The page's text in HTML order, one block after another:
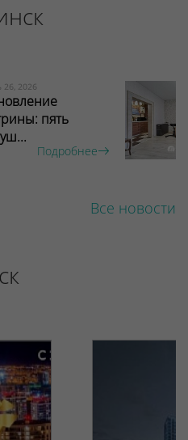
26, 2026
пять
Подробнее
Все новости